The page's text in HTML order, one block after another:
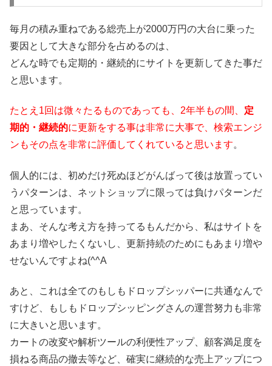
毎月の積み重ねである総売上が2000万円の大台に乗った
要因として大きな部分を占めるのは、
どんな時でも定期的・継続的にサイトを更新してきた事だ
と思います。
たとえ1回は微々たるものであっても、2年半もの間、 定
期的・継続的に更新をする事は非常に大事で、検索エンジ
ンもその点を非常に評価してくれていると思います。
個人的には、初めだけ死ぬほどがんばって後は放置ってい
うパターンは、ネットショップに限っては負けパターンだ
と思っています。
まあ、そんな考え方を持ってるもんだから、私はサイトを
あまり増やしたくないし、更新持続のためにもあまり増や
せないんですよね(^^A
あと、これは全てのもしもドロップシッパーに共通なんで
すけど、もしもドロップシッピングさんの運営努力も非常
に大きいと思います。
カートの改変や解析ツールの利便性アップ、顧客満足度を
損ねる商品の撤去等など、確実に継続的な売上アップにつ